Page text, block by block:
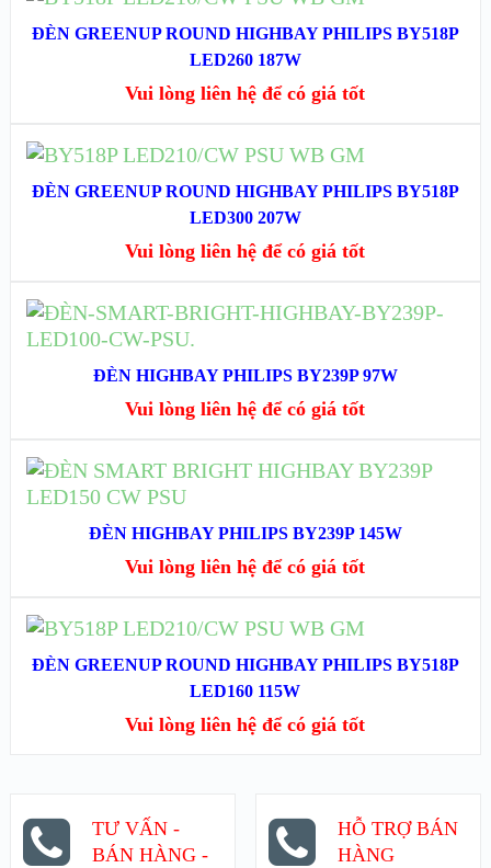
XEM NHANH
ĐÈN GREENUP ROUND HIGHBAY PHILIPS BY518P
LED260 187W
Vui lòng liên hệ để có giá tốt
XEM NHANH
ĐỌC TIẾP
ĐÈN GREENUP ROUND HIGHBAY PHILIPS BY518P
LED300 207W
Vui lòng liên hệ để có giá tốt
XEM NHANH
ĐỌC TIẾP
ĐÈN HIGHBAY PHILIPS BY239P 97W
Vui lòng liên hệ để có giá tốt
XEM NHANH
ĐỌC TIẾP
ĐÈN HIGHBAY PHILIPS BY239P 145W
Vui lòng liên hệ để có giá tốt
XEM NHANH
ĐỌC TIẾP
ĐÈN GREENUP ROUND HIGHBAY PHILIPS BY518P
LED160 115W
Vui lòng liên hệ để có giá tốt
TƯ VẤN -
BÁN HÀNG -
HỖ TRỢ BÁN
HÀNG